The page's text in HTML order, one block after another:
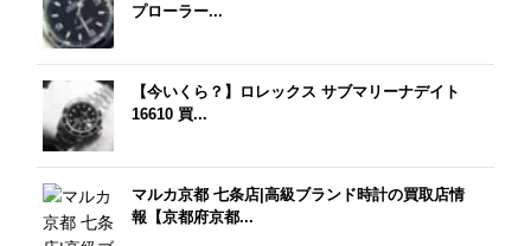
プローラー...
【今いくら？】ロレックス サブマリーナデイト
16610 買...
マルカ京都 七条店|高級ブランド時計の買取店情
報【京都府京都...